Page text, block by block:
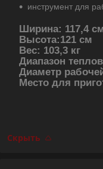
инструмент для
Ширина: 117,4
Высота:121 см
Вес: 103,3 кг
Диапазон
Диаметр
Место для
Скрыть